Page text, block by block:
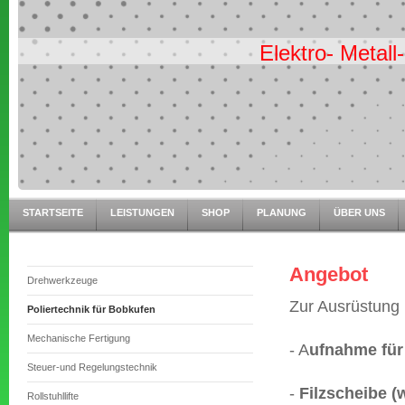
Elektro-
STARTSEITE LEISTUNGEN SHOP PLANUNG ÜBER UNS
Drehwerkzeuge
Poliertechnik für Bobkufen
Mechanische Fertigung
Steuer-und Regelungstechnik
Rollstuhllifte
Angebot
Zur
- Aufnahme
- Filzscheibe